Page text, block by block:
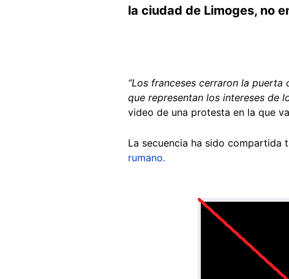
la ciudad de Limoges, no
“Los franceses cerraron la puerta
que representan los intereses de
video de una protesta en la que
La secuencia ha sido compartida
rumano.